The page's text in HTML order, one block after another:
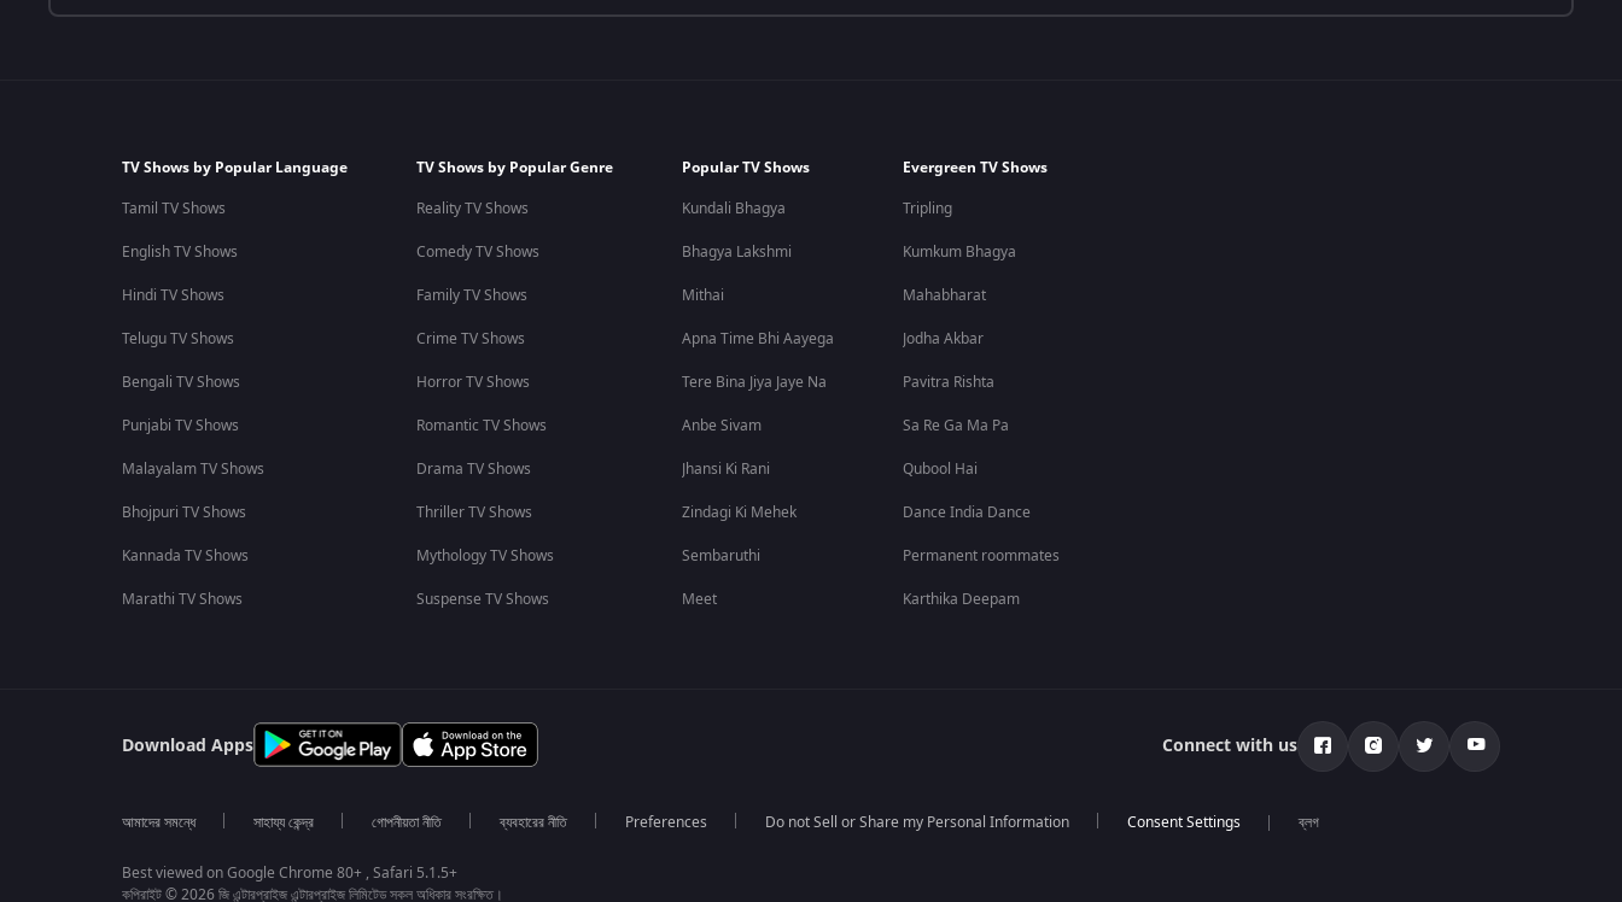
TV Shows by Popular Language
Tamil TV Shows
English TV Shows
Hindi TV Shows
Telugu TV Shows
Bengali TV Shows
Punjabi TV Shows
Malayalam TV Shows
Bhojpuri TV Shows
Kannada TV Shows
Marathi TV Shows
TV Shows by Popular Genre
Reality TV Shows
Comedy TV Shows
Family TV Shows
Crime TV Shows
Horror TV Shows
Romantic TV Shows
Drama TV Shows
Thriller TV Shows
Mythology TV Shows
Suspense TV Shows
Popular TV Shows
Kundali Bhagya
Bhagya Lakshmi
Mithai
Apna Time Bhi Aayega
Tere Bina Jiya Jaye Na
Anbe Sivam
Jhansi Ki Rani
Zindagi Ki Mehek
Sembaruthi
Meet
Evergreen TV Shows
Tripling
Kumkum Bhagya
Mahabharat
Jodha Akbar
Pavitra Rishta
Sa Re Ga Ma Pa
Qubool Hai
Dance India Dance
Permanent roommates
Karthika Deepam
Download Apps Connect with us
আমাদের সমন্ধে সাহায্য কেন্দ্র গোপনীয়তা নীতি ব্যবহারের নীতি Preferences Do not Sell or Share my Personal Information ব্লগ
Best viewed on Google Chrome 80+ , Safari 5.1.5+
কপিরাইট © 2026 জি এন্টারপ্রাইজ এন্টারপ্রাইজ লিমিটেড সকল অধিকার সংরক্ষিত।